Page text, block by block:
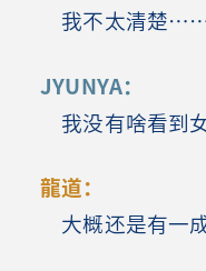
我不太清楚……
JYUNYA：
我没有啥看到
龍道：
大概还是有一